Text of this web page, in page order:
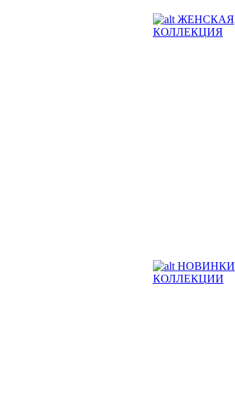
ЖЕНСКАЯ
КОЛЛЕКЦИЯ
НОВИНКИ
КОЛЛЕКЦИИ